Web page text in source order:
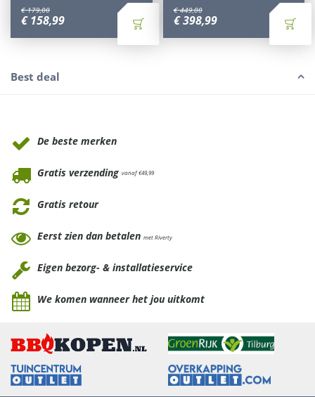
€ 179,00
€ 158,99
€ 449,00
€ 398,99
Best deal
De beste merken
Gratis verzending vanaf €49,99
Gratis retour
Eerst zien dan betalen met Riverty
Eigen bezorg- & installatieservice
We komen wanneer het jou uitkomt